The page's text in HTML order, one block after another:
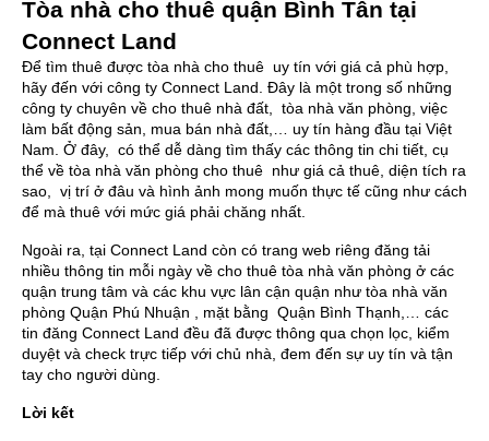
Tòa nhà cho thuê quận Bình Tân tại
Connect Land
Để tìm thuê được tòa nhà cho thuê uy tín với giá cả phù hợp,
hãy đến với công ty Connect Land . Đây là một trong số những
công ty chuyên về cho thuê nhà đất, tòa nhà văn phòng, việc
làm bất động sản, mua bán nhà đất,… uy tín hàng đầu tại Việt
Nam. Ở đây, có thể dễ dàng tìm thấy các thông tin chi tiết, cụ
thể về tòa nhà văn phòng cho thuê như giá cả thuê, diện tích ra
sao, vị trí ở đâu và hình ảnh mong muốn thực tế cũng như cách
để mà thuê với mức giá phải chăng nhất.
Ngoài ra, tại Connect Land còn có trang web riêng đăng tải
nhiều thông tin mỗi ngày về cho thuê tòa nhà văn phòng ở các
quận trung tâm và các khu vực lân cận quận như tòa nhà văn
phòng Quận Phú Nhuận , mặt bằng Quận Bình Thạnh,… các
tin đăng Connect Land đều đã được thông qua chọn lọc, kiểm
duyệt và check trực tiếp với chủ nhà, đem đến sự uy tín và tận
tay cho người dùng.
Lời kết